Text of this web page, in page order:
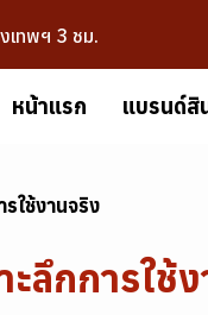
ทพฯ 3 ชม.
หน้าแรก แบรนด์สิ
รใช้งานจริง
ะลึกการใช้